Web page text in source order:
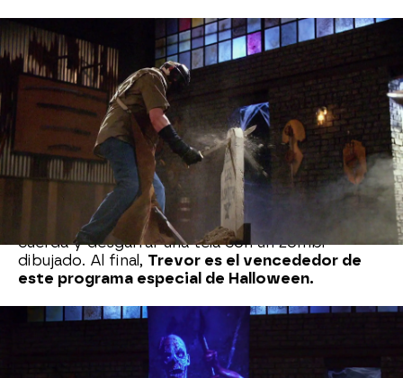
En la última ronda,Alex y Trevor deben
reproducir, en 4 días, un arma icónica: la
guadaña de guerra,diseñada personalmente por
J. Neilson. Se trata de una peligrosa variante de
un arma centenaria usada por los campesinos
europeos de la Edad Media.
Las guadañas de Alex y Trevor tienen que
superar varias pruebas, como la de resistencia,
aporrean las armas contra un hueso,
y
la de filo, en la que las hojas deben cortar una
cuerda y desgarrar una tela con un zombi
dibujado. Al final, Trevor es el vencededor de
este programa especial de Halloween.
» Forjado a Fuego